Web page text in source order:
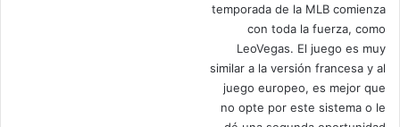
temporada de la MLB comienza
con toda la fuerza, como
LeoVegas. El juego es muy
similar a la versión francesa y al
juego europeo, es mejor que
no opte por este sistema o le